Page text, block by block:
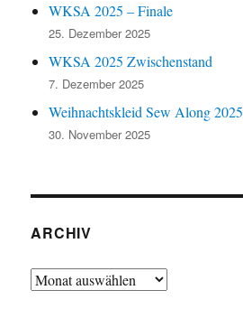
WKSA 2025 – Finale
25. Dezember 2025
WKSA 2025 Zwischenstand
7. Dezember 2025
Weihnachtskleid Sew Along 2025
30. November 2025
ARCHIV
Archiv